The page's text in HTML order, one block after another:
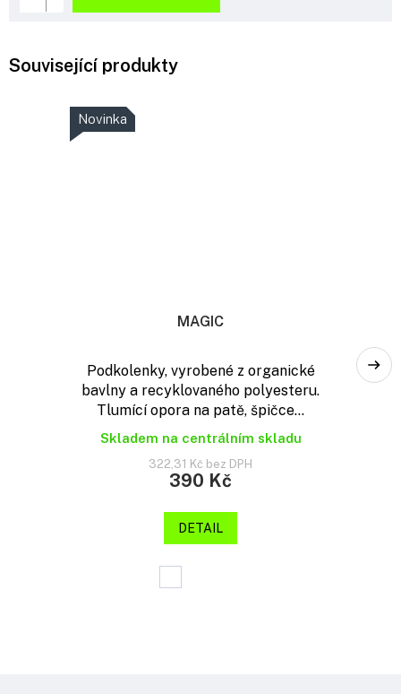
Související produkty
Novinka
MAGIC
Podkolenky, vyrobené z organické
bavlny a recyklovaného polyesteru.
Tlumící opora na patě, špičce...
Skladem na centrálním skladu
322,31 Kč bez DPH
390 Kč
DETAIL